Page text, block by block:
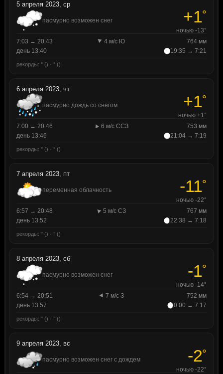
5 апреля 2023, ср
пасмурно возможен снег +1°
ночью -13°
7:03 → 20:43
4 м/с Ю
764 мм
день 13:40
19:35 → 7:21
рекорды: ° () · ° ()
6 апреля 2023, чт
пасмурно дождь со снегом +1°
ночью +1°
7:00 → 20:46
6 м/с ССЗ
753 мм
день 13:46
21:04 → 7:19
рекорды: ° () · ° ()
7 апреля 2023, пт
переменная облачность -11°
ночью -22°
6:57 → 20:48
5 м/с СЗ
767 мм
день 13:52
22:38 → 7:18
рекорды: ° () · ° ()
8 апреля 2023, сб
пасмурно возможен снег -1°
ночью -14°
6:54 → 20:51
7 м/с З
752 мм
день 13:57
0:00 → 7:17
рекорды: ° () · ° ()
9 апреля 2023, вс
пасмурно возможен снег с дождем -2°
ночью -22°